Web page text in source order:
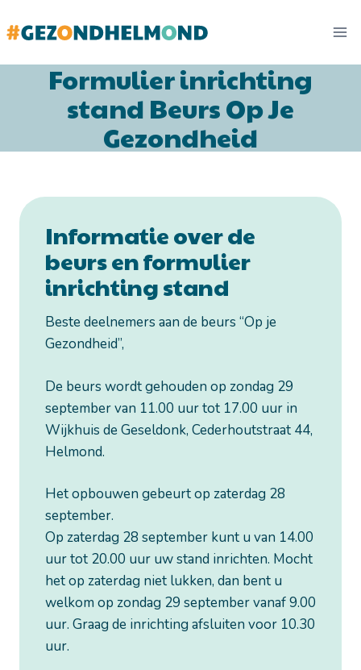
naar
Formulier inrichting
stand Beurs Op Je
Gezondheid
Informatie over de
beurs en formulier
inrichting stand
Beste deelnemers aan de beurs “Op je
Gezondheid”,
De beurs wordt gehouden op zondag 29
september van 11.00 uur tot 17.00 uur in
Wijkhuis de Geseldonk, Cederhoutstraat 44,
Helmond.
Het opbouwen gebeurt op zaterdag 28
september.
Op zaterdag 28 september kunt u van 14.00
uur tot 20.00 uur uw stand inrichten. Mocht
het op zaterdag niet lukken, dan bent u
welkom op zondag 29 september vanaf 9.00
uur. Graag de inrichting afsluiten voor 10.30
uur.